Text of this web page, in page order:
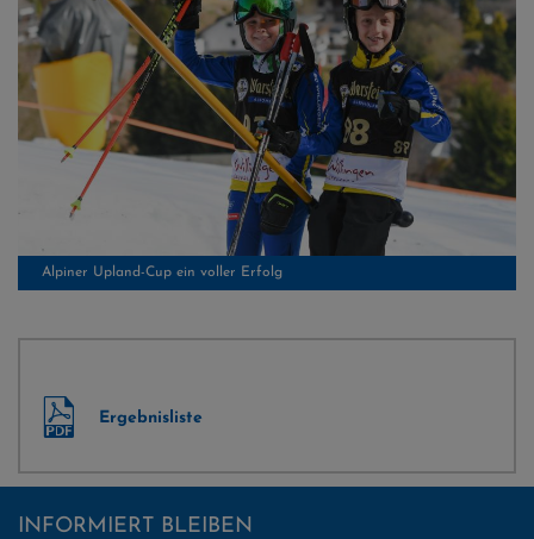
Alpiner Upland-Cup ein voller Erfolg
Alpiner Upland-Cup ein voller Erfolg
Ergebnisliste
INFORMIERT BLEIBEN